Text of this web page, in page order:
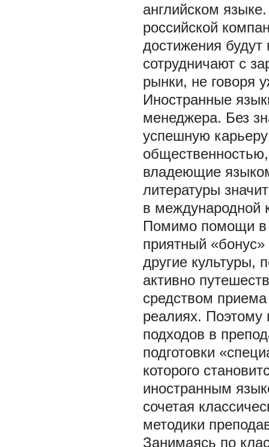
английском
российской
достижения
сотрудничают с
рынки, не говоря
Иностранные
менеджера. Без
успешную
владеющие
литературы
в международной
Помимо помощи в
приятный
другие культуры,
активно
средством
реалиях. Поэтому
подходов в
подготовки
которого
иностранным
сочетая
методики
Занимаясь по